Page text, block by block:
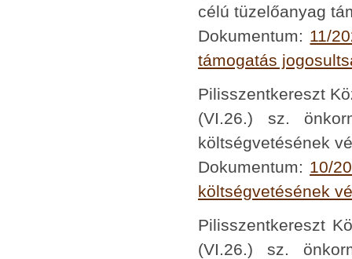
célú tüzelőanyag
Dokumentum: 11/
támogatás
Pilisszentkereszt
(VI.26.) sz.
költségvetésének
Dokumentum: 10/
költségvetésének
Pilisszentkereszt
(VI.26.) sz.